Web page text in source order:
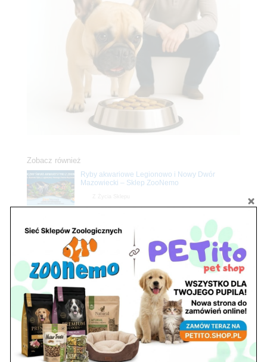
Zobacz również
Ryby akwariowe Legionowo i Nowy Dwór
Mazowiecki – Sklep ZooNemo
Z Życia Sklepu
rośliny akwariowe w ZooNemo – Legionowo i
Nowy Dwór Mazowiecki
Upały wracają! Zadbaj o komfort swojego pupila
z matami chłodzącymi ZooNemo
Z Życia Sklepu
Petito Pet Shop – Internetowy Sklep Zoologiczny
Online! Wszystko Dla Twojego Pupila | ZooNemo